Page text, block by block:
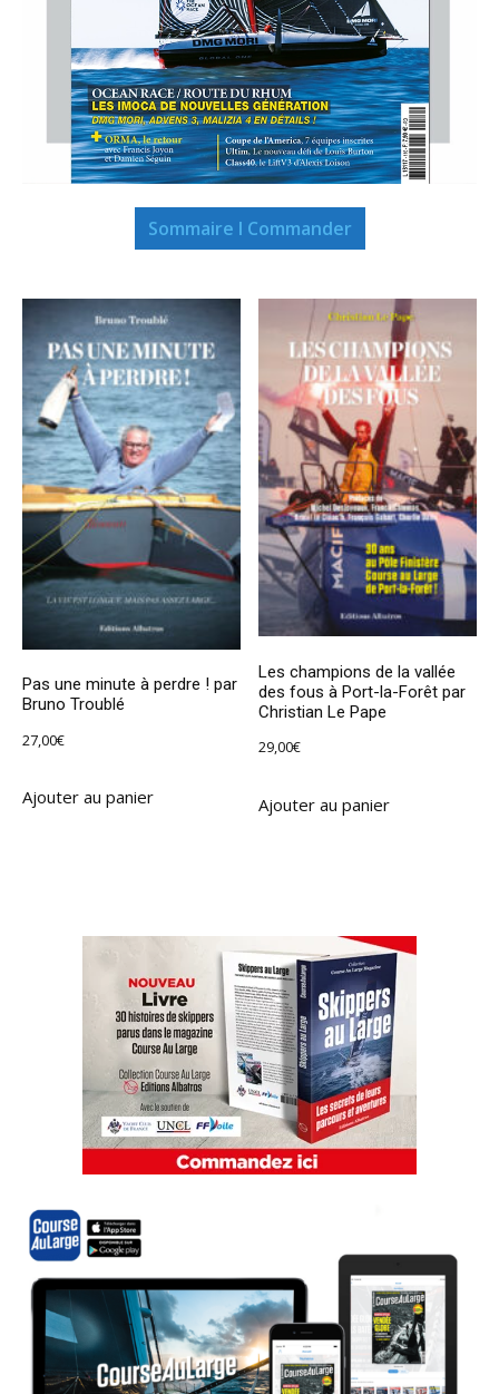
Sommaire I Commander
Pas une minute à perdre ! par
Bruno Troublé
27,00€
Ajouter au panier
Les champions de la vallée
des fous à Port-la-Forêt par
Christian Le Pape
29,00€
Ajouter au panier